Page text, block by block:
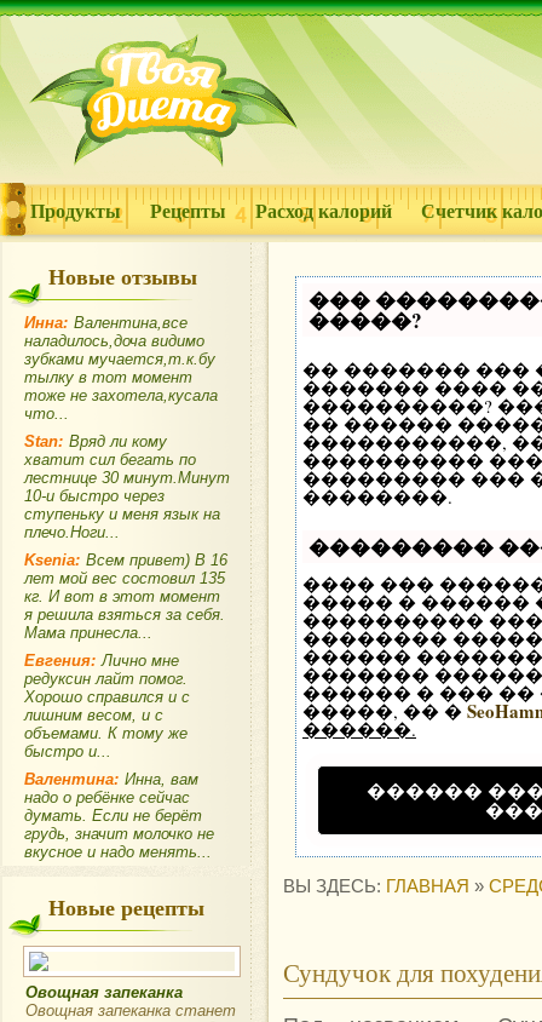
Продукты Рецепты Расход калорий Счетчик
Новые отзывы
Инна: Валентина,все
наладилось,доча видимо
зубками мучается,т.к.бу
тылку в тот момент
тоже не захотела,кусала
что...
Stan: Вряд ли кому
хватит сил бегать по
лестнице 30 минут.Минут
10-и быстро через
ступеньку и меня язык на
плечо.Ноги...
Ksenia: Всем привет) В 16
лет мой вес состовил 135
кг. И вот в этот момент
я решила взяться за себя.
Мама принесла...
Евгения: Лично мне
редуксин лайт помог.
Хорошо справился и с
лишним весом, и с
объемами. К тому же
быстро и...
Валентина: Инна, вам
надо о ребёнке сейчас
думать. Если не берёт
грудь, значит молочко не
вкусное и надо менять...
Новые рецепты
Овощная запеканка
Овощная запеканка станет
���
�����?
�� ������� ���
������� ����
����������?
�� ������
�����������,
����������
��������� ���
��������.
���������
���� ���
����� � ������
����������
��������
������
������� ������
������ � ��� ��
�����, �� �
������.
������
ВЫ ЗДЕСЬ: ГЛАВНАЯ »
Сундучок для